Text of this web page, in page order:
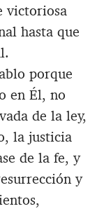
victoriosa
hasta que
porque
en Él, no
de la ley,
la justicia
de la fe, y
y